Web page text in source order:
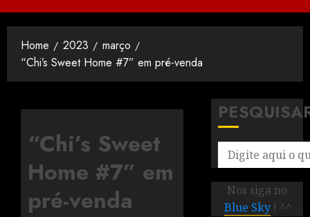
Home 2023
março
“Chi’s Sweet Home #7” em pré-venda
“Chi’s Sweet
Home #7” em
pré-venda
Nos siga no
Blue Sky ! ^^